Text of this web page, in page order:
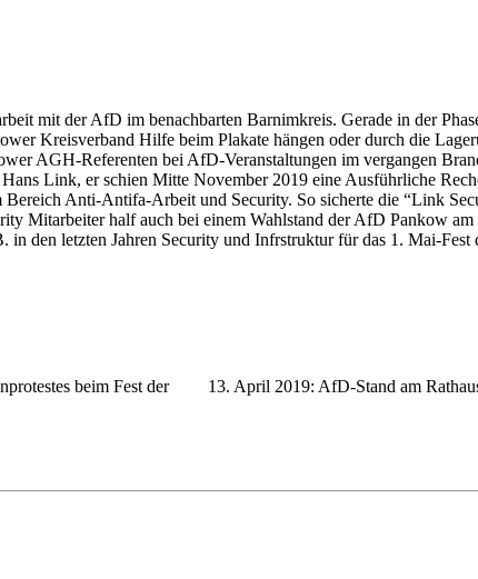
mit der AfD im benachbarten Barnimkreis. Gerade in der
Kreisverband Hilfe beim Plakate hängen oder durch die
AGH-Referenten bei AfD-Veranstaltungen im vergangen
Link, er schien Mitte November 2019 eine Ausführliche
Anti-Antifa-Arbeit und Security. So sicherte die “Link
Mitarbeiter half auch bei einem Wahlstand der AfD Pankow
in den letzten Jahren Security und Infrstruktur für das 1. Mai-
beim Fest der
13. April 2019: AfD-Stand am